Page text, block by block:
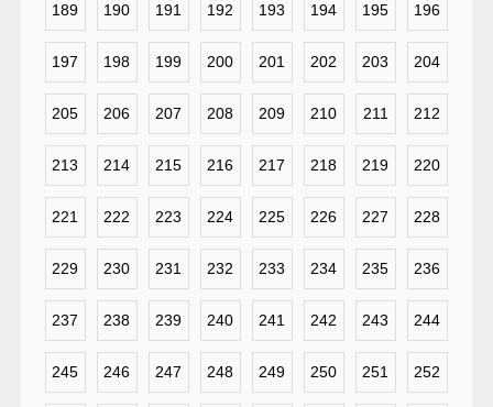
189 190 191 192 193 194 195 196
197 198 199 200 201 202 203 204
205 206 207 208 209 210 211 212
213 214 215 216 217 218 219 220
221 222 223 224 225 226 227 228
229 230 231 232 233 234 235 236
237 238 239 240 241 242 243 244
245 246 247 248 249 250 251 252